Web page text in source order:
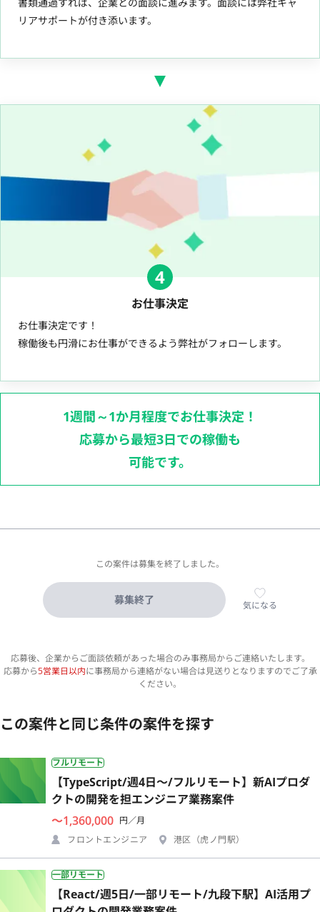
リアサポートが付き添います。
4
お仕事決定
お仕事決定です！
稼働後も円滑にお仕事ができるよう弊社がフォローします。
1週間～1か月程度でお仕事決定！
応募から最短3日での稼働も
可能です。
この案件は募集を終了しました。
募集終了 気になる
応募後、企業からご面談依頼があった場合のみ事務局からご連絡いたします。
応募から5営業日以内に事務局から連絡がない場合は見送りとなりますのでご了承
ください。
この案件と同じ条件の案件を探す
フルリモート
【TypeScript/週4日〜/フルリモート】新AIプロダ
クトの開発を担エンジニア業務案件
〜1,360,000 円／月
フロントエンジニア
港区（虎ノ門駅）
一部リモート
【React/週5日/一部リモート/九段下駅】AI活用プ